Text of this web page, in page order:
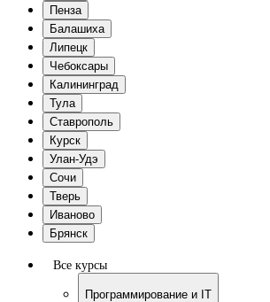
Пенза
Балашиха
Липецк
Чебоксары
Калининград
Тула
Ставрополь
Курск
Улан-Удэ
Сочи
Тверь
Иваново
Брянск
Все курсы
Программирование и IT